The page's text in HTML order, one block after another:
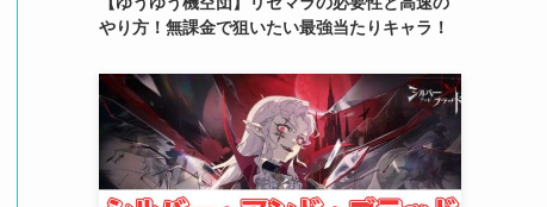
(6)
(3)
(2)
(10)
やり方！無課金で狙いたい最強当たりキャラ！